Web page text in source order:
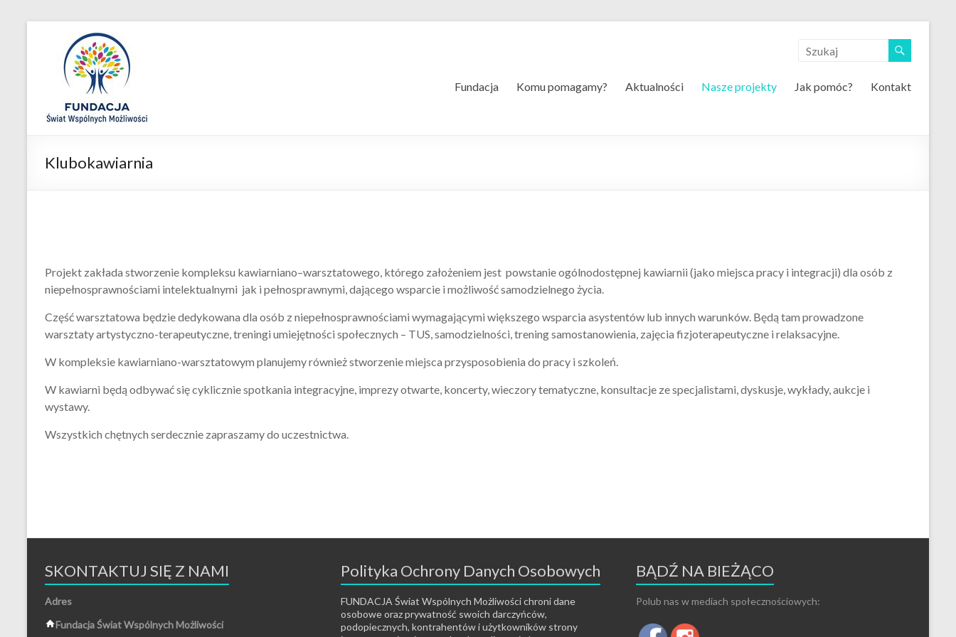
Fundacja
Świat
Wspólnych
Możliwości
Fundacja Komu pomagamy? Aktualności Nasze projekty Jak pomóc? Kontakt
Klubokawiarnia
Projekt zakłada stworzenie kompleksu kawiarniano–warsztatowego, którego założeniem jest powstanie ogólnodostępnej kawiarnii (jako miejsca pracy i integracji) dla osób z
niepełnosprawnościami intelektualnymi jak i pełnosprawnymi, dającego wsparcie i możliwość samodzielnego życia.
Część warsztatowa będzie dedykowana dla osób z niepełnosprawnościami wymagającymi większego wsparcia asystentów lub innych warunków. Będą tam prowadzone
warsztaty artystyczno-terapeutyczne, treningi umiejętności społecznych – TUS, samodzielności, trening samostanowienia, zajęcia fizjoterapeutyczne i relaksacyjne.
W kompleksie kawiarniano-warsztatowym planujemy również stworzenie miejsca przysposobienia do pracy i szkoleń.
W kawiarni będą odbywać się cyklicznie spotkania integracyjne, imprezy otwarte, koncerty, wieczory tematyczne, konsultacje ze specjalistami, dyskusje, wykłady, aukcje i
wystawy.
Wszystkich chętnych serdecznie zapraszamy do uczestnictwa.
SKONTAKTUJ SIĘ Z NAMI
Adres
Fundacja Świat Wspólnych Możliwości
Polityka Ochrony Danych Osobowych
FUNDACJA Świat Wspólnych Możliwości chroni dane
osobowe oraz prywatność swoich darczyńców,
podopiecznych, kontrahentów i użytkowników strony
BĄDŹ NA BIEŻĄCO
Polub nas w mediach społecznościowych: